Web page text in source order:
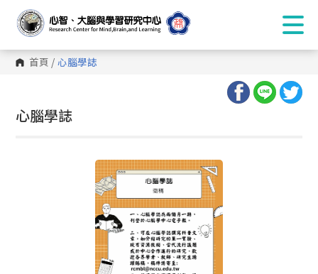
首頁 / 心腦學誌
:::
心腦學誌